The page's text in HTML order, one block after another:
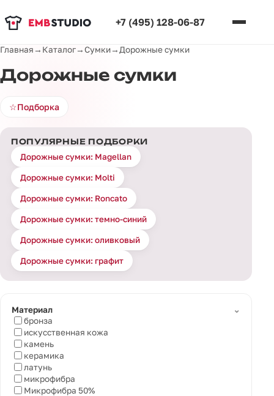
+7 (495) 128-06-87
Главная→ Каталог→Сумки→ Дорожные сумки
Дорожные сумки
☆Подборка
ПОПУЛЯРНЫЕ ПОДБОРКИ
Дорожные сумки: Magellan
Дорожные сумки: Molti
Дорожные сумки: Roncato
Дорожные сумки: темно-синий
Дорожные сумки: оливковый
Дорожные сумки: графит
Материал
⌄
бронза
искусственная кожа
камень
керамика
латунь
микрофибра
Микрофибра 50%